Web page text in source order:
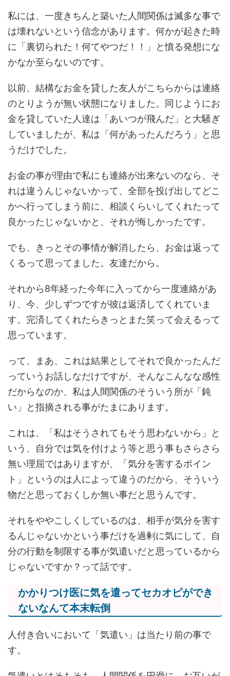
私には、一度きちんと築いた人間関係は滅多な事で
は壊れないという信念があります。何かが起きた時
に「裏切られた！何てやつだ！！」と憤る発想にな
かなか至らないのです。
以前、結構なお金を貸した友人がこちらからは連絡
のとりようが無い状態になりました。同じようにお
金を貸していた人達は「あいつが飛んだ」と大騒ぎ
していましたが、私は「何があったんだろう」と思
うだけでした。
お金の事が理由で私にも連絡が出来ないのなら、そ
れは違うんじゃないかって、全部を投げ出してどこ
かへ行ってしまう前に、相談くらいしてくれたって
良かったじゃないかと、それが悔しかったです。
でも、きっとその事情が解消したら、お金は返って
くるって思ってました。友達だから。
それから8年経った今年に入ってから一度連絡があ
り、今、少しずつですが彼は返済してくれていま
す。完済してくれたらきっとまた笑って会えるって
思っています。
って、まあ、これは結果としてそれで良かったんだ
っていうお話しなだけですが、そんなこんなな感性
だからなのか、私は人間関係のそういう所が「鈍
い」と指摘される事がたまにあります。
これは、「私はそうされてもそう思わないから」と
いう、自分では気を付けよう等と思う事もさらさら
無い理屈ではありますが、「気分を害するポイン
ト」というのは人によって違うのだから、そういう
物だと思っておくしか無い事だと思うんです。
それをややこしくしているのは、相手が気分を害す
るんじゃないかという事だけを過剰に気にして、自
分の行動を制限する事が気遣いだと思っているから
じゃないですか？って話です。
かかりつけ医に気を遣ってセカオピができ
ないなんて本末転倒
人付き合いにおいて「気遣い」は当たり前の事で
す。